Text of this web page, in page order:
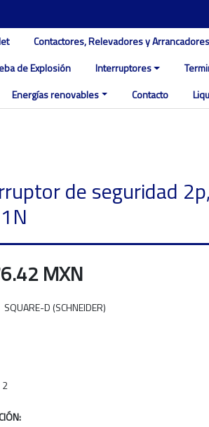
Contactores, Relevadores y Arrancadores
de Explosión Interruptores
Energías renovables Contacto
de seguridad
MXN
SQUARE-D (SCHNEIDER)
2